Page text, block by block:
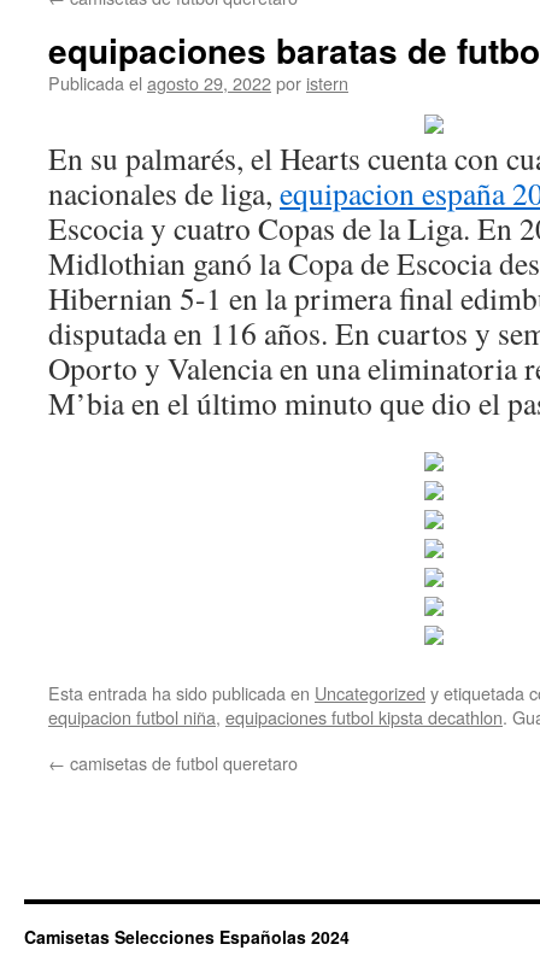
equipaciones baratas de
Publicada el agosto 29, 2022por istern
En su palmarés, el Hearts cuenta con
nacionales de liga, equipacion españa
Escocia y cuatro Copas de la Liga. En
Midlothian ganó la Copa de Escocia
Hibernian 5-1 en la primera final
disputada en 116 años. En cuartos y
Oporto y Valencia en una eliminatoria
M’bia en el último minuto que dio el
Esta entrada ha sido publicada en Uncategorized y etiquetada
equipacion futbol niña, equipaciones futbol kipsta decathlon.
← camisetas de futbol queretaro
Camisetas Selecciones Españolas 2024